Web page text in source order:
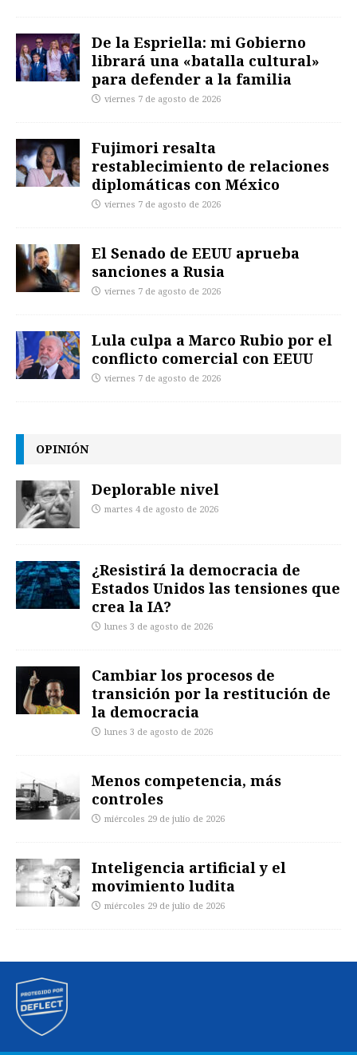
De la Espriella: mi Gobierno
librará una «batalla cultural»
para defender a la familia
viernes 7 de agosto de 2026
Fujimori resalta
restablecimiento de relaciones
diplomáticas con México
viernes 7 de agosto de 2026
El Senado de EEUU aprueba
sanciones a Rusia
viernes 7 de agosto de 2026
Lula culpa a Marco Rubio por el
conflicto comercial con EEUU
viernes 7 de agosto de 2026
OPINIÓN
Deplorable nivel
martes 4 de agosto de 2026
¿Resistirá la democracia de
Estados Unidos las tensiones que
crea la IA?
lunes 3 de agosto de 2026
Cambiar los procesos de
transición por la restitución de
la democracia
lunes 3 de agosto de 2026
Menos competencia, más
controles
miércoles 29 de julio de 2026
Inteligencia artificial y el
movimiento ludita
miércoles 29 de julio de 2026